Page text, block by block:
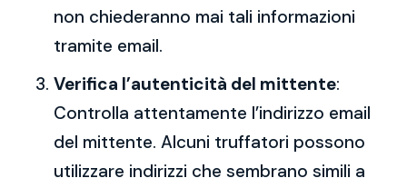
non chiederanno mai tali informazioni
tramite email.
Verifica l’autenticità del mittente:
Controlla attentamente l’indirizzo email
del mittente. Alcuni truffatori possono
utilizzare indirizzi che sembrano simili a